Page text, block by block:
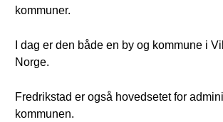
kommuner.
I dag er den både en by og kommune i
Norge.
Fredrikstad er også hovedsetet for
kommunen.